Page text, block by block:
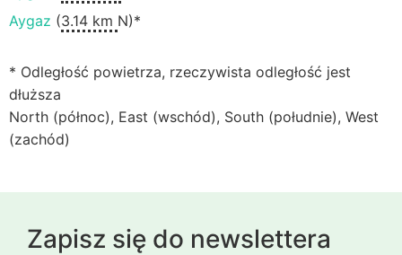
Aygaz (3.14 km N)*
* Odległość powietrza, rzeczywista odległość jest
dłuższa
North (północ), East (wschód), South (południe), West
(zachód)
Zapisz się do newslettera